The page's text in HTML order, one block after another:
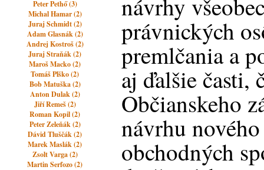
Peter Pethő (3)
Michal Hamar (2)
Juraj Schmidt (2)
Adam Glasnák (2)
Andrej Kostroš (2)
Juraj Straňák (2)
Maroš Macko (2)
Tomáš Plško (2)
Bob Matuška (2)
Anton Dulak (2)
Jiří Remeš (2)
Roman Kopil (2)
Peter Zeleňák (2)
Dávid Tluščák (2)
Marek Maslák (2)
Zsolt Varga (2)
Martin Serfozo (2)
návrhy
právnických
premlčania a
aj ďalšie časti,
Občianskeho
návrhu
obchodných